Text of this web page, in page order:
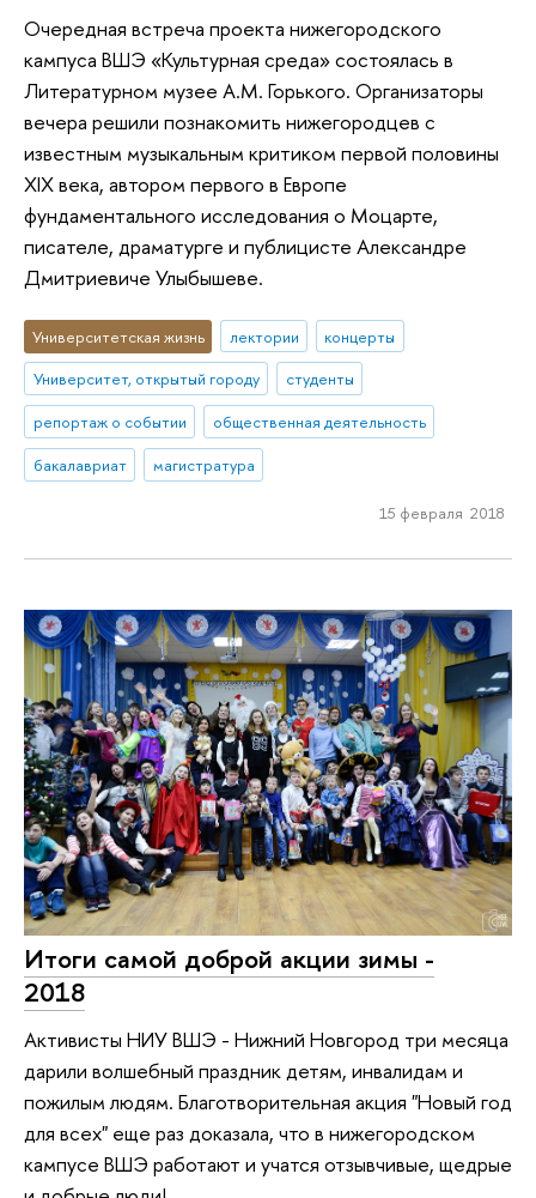
Очередная встреча проекта нижегородского
кампуса ВШЭ «Культурная среда» состоялась в
Литературном музее А.М. Горького. Организаторы
вечера решили познакомить нижегородцев с
известным музыкальным критиком первой половины
XIX века, автором первого в Европе
фундаментального исследования о Моцарте,
писателе, драматурге и публицисте Александре
Дмитриевиче Улыбышеве.
Университетская жизнь лектории
концерты
Университет, открытый городу
студенты
репортаж о событии
общественная деятельность
бакалавриат
магистратура
15 февраля 2018
Итоги самой доброй акции зимы -
2018
Активисты НИУ ВШЭ - Нижний Новгород три месяца
дарили волшебный праздник детям, инвалидам и
пожилым людям. Благотворительная акция "Новый год
для всех" еще раз доказала, что в нижегородском
кампусе ВШЭ работают и учатся отзывчивые, щедрые